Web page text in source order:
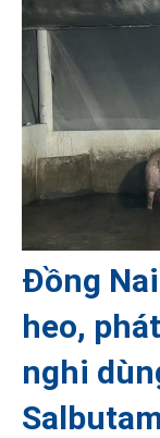
Đồng
heo,
nghi